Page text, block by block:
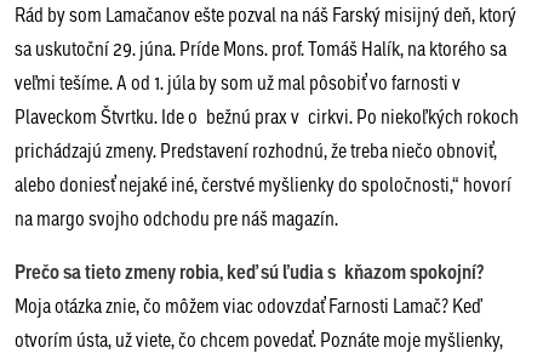
Rád by som Lamačanov ešte pozval na náš Farský misijný deň, ktorý
sa uskutoční 29. júna. Príde Mons. prof. Tomáš Halík, na ktorého sa
veľmi tešíme. A od 1. júla by som už mal pôsobiť vo farnosti v
Plaveckom Štvrtku. Ide o bežnú prax v cirkvi. Po niekoľkých rokoch
prichádzajú zmeny. Predstavení rozhodnú, že treba niečo obnoviť,
alebo doniesť nejaké iné, čerstvé myšlienky do spoločnosti,“ hovorí
na margo svojho odchodu pre náš magazín.
Prečo sa tieto zmeny robia, keď sú ľudia s kňazom spokojní?
Moja otázka znie, čo môžem viac odovzdať Farnosti Lamač? Keď
otvorím ústa, už viete, čo chcem povedať. Poznáte moje myšlienky,